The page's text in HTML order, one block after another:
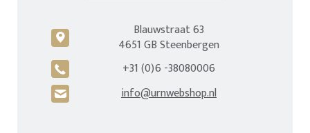
c
Blauwstraat 63
4651 GB Steenbergen
A +31 (0)6 -38080006
H info@urnwebshop.nl